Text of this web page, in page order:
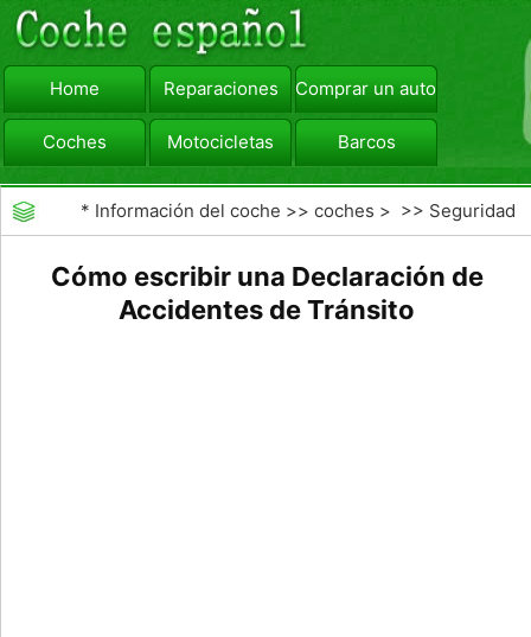
Home Reparaciones Comprar un automóvil
Coches Motocicletas Barcos
viajar Camiones
* Información del coche >>coches > >> Seguridad
Cómo escribir una Declaración de
Accidentes de Tránsito